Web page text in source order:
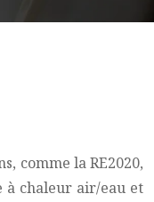
comme la RE2020,
à chaleur air/eau et